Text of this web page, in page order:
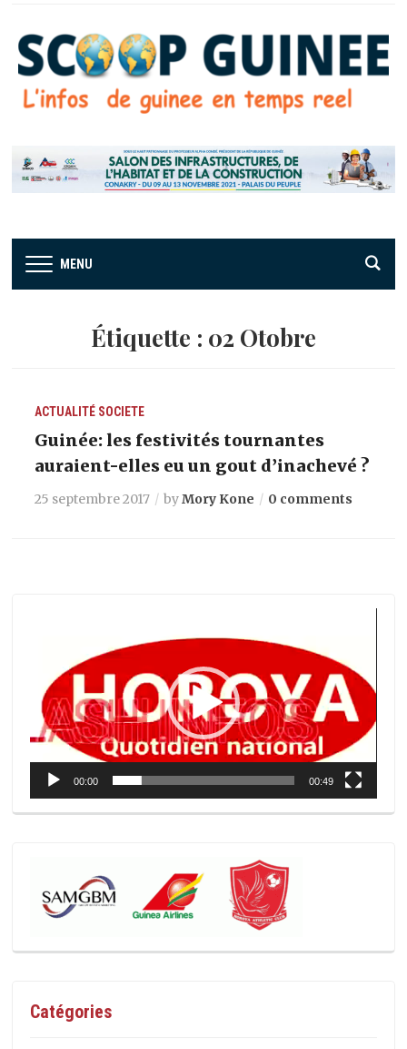
MENU
Étiquette : 02 Otobre
ACTUALITÉ SOCIETE
Guinée: les festivités tournantes
auraient-elles eu un gout d’inachevé ?
25 septembre 2017 byMory Kone 0 comments
00:00 00:49
Catégories